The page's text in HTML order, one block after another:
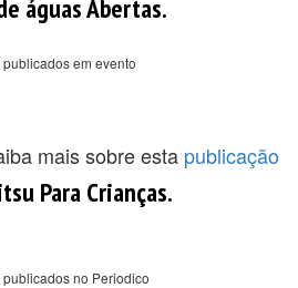
águas Abertas.
em evento
mais sobre esta publicação
Para Crianças.
no Periodico